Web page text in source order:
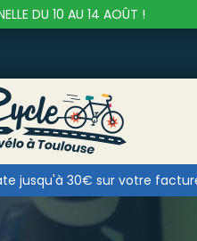
DU 10 AU 14 AOÛT !
jusqu'à 30€ sur votre